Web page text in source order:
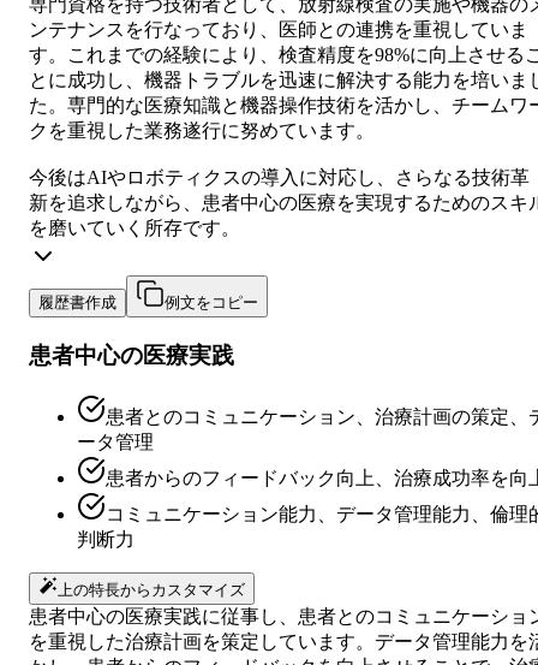
専門資格を持つ技術者として、放射線検査の実施や機器の
ンテナンスを行なっており、医師との連携を重視していま
す。これまでの経験により、検査精度を98%に向上させる
とに成功し、機器トラブルを迅速に解決する能力を培いま
た。専門的な医療知識と機器操作技術を活かし、チームワ
クを重視した業務遂行に努めています。
今後はAIやロボティクスの導入に対応し、さらなる技術革
新を追求しながら、患者中心の医療を実現するためのスキ
を磨いていく所存です。
履歴書作成 例文をコピー
患者中心の医療実践
患者とのコミュニケーション、治療計画の策定、
ータ管理
患者からのフィードバック向上、治療成功率を向
コミュニケーション能力、データ管理能力、倫理
判断力
上の特長からカスタマイズ
患者中心の医療実践に従事し、患者とのコミュニケーショ
を重視した治療計画を策定しています。データ管理能力を